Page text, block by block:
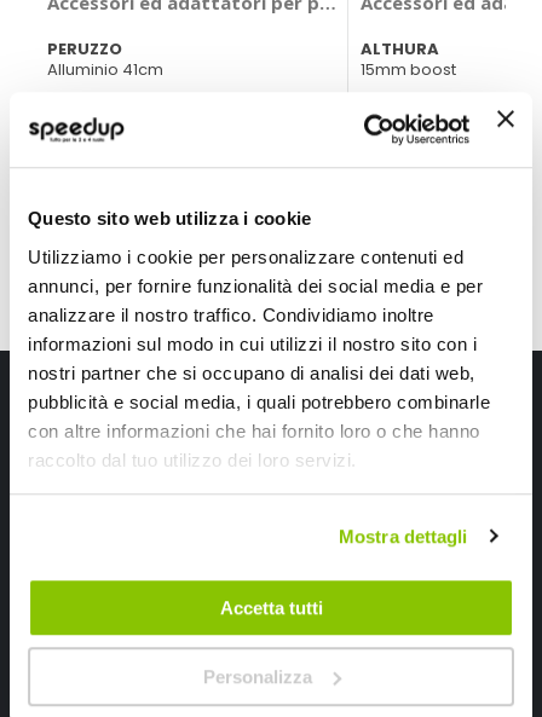
Questo sito web utilizza i cookie
Utilizziamo i cookie per personalizzare contenuti ed
annunci, per fornire funzionalità dei social media e per
analizzare il nostro traffico. Condividiamo inoltre
informazioni sul modo in cui utilizzi il nostro sito con i
nostri partner che si occupano di analisi dei dati web,
pubblicità e social media, i quali potrebbero combinarle
con altre informazioni che hai fornito loro o che hanno
raccolto dal tuo utilizzo dei loro servizi.
Mostra dettagli
Accetta tutti
Personalizza
PERUZZO
Alluminio 41cm
CONSEGNA IN 48H
ALTHURA
15mm boost
28,70 €
CONSEGNA IN 48H
Iscriviti alla newsletter Speedup
Ricevi subito uno sconto del 10% per il tuo primo acquisto online!
Ho letto e accettato il documentoprivacy policy
Iscrivimi